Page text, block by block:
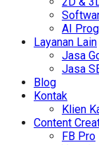
AI
Layanan Lain
Jasa
Jasa
Blog
Kontak
Klien
Content
FB Pro